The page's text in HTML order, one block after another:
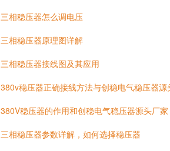
三相稳压器怎么调电压
三相稳压器原理图详解
三相稳压器接线图及其应用
380v稳压器正确接线方法与创稳电气稳压器源
380V稳压器的作用和创稳电气稳压器源头厂家
三相稳压器参数详解，如何选择稳压器